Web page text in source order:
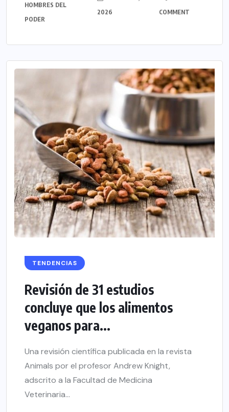
HOMBRES DEL
PODER
2026
COMMENT
TENDENCIAS
Revisión de 31 estudios
concluye que los alimentos
veganos para...
Una revisión científica publicada en la revista
Animals por el profesor Andrew Knight,
adscrito a la Facultad de Medicina
Veterinaria...